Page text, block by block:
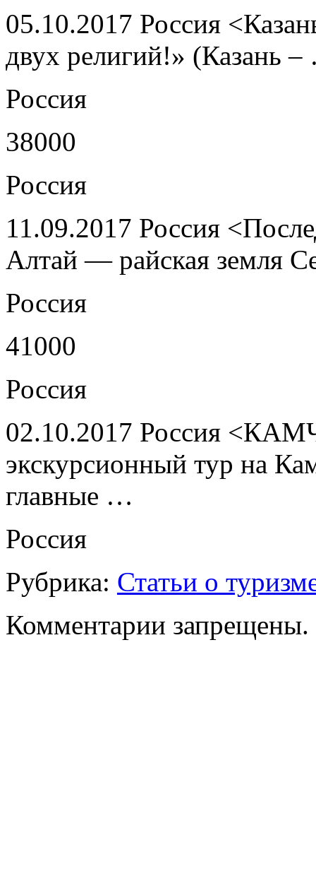
05.10.2017 Россия
двух религий!» (Казань
Россия
38000
Россия
11.09.2017 Россия
Алтай — райская земля
Россия
41000
Россия
02.10.2017 Россия
экскурсионный тур на
главные …
Россия
Рубрика: Статьи о
Комментарии запрещены.